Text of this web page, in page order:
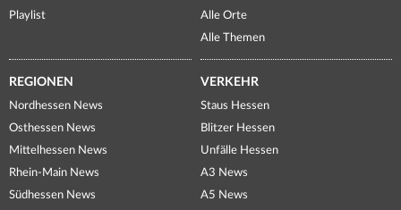
Playlist
Alle Orte
Alle Themen
REGIONEN
Nordhessen News
Osthessen News
Mittelhessen News
Rhein-Main News
Südhessen News
VERKEHR
Staus Hessen
Blitzer Hessen
Unfälle Hessen
A3 News
A5 News